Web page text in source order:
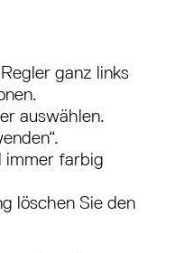
ganz links
auswählen.
immer farbig
löschen Sie den